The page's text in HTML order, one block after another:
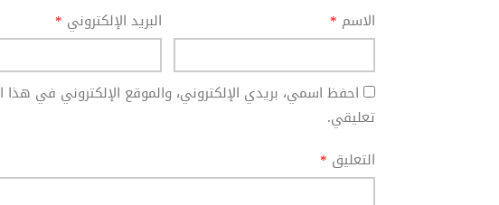
الاسم * البريد الإلكتروني *
احفظ اسمي، بريدي الإلكتروني، والموقع الإلكتروني في
تعليقي.
التعليق *